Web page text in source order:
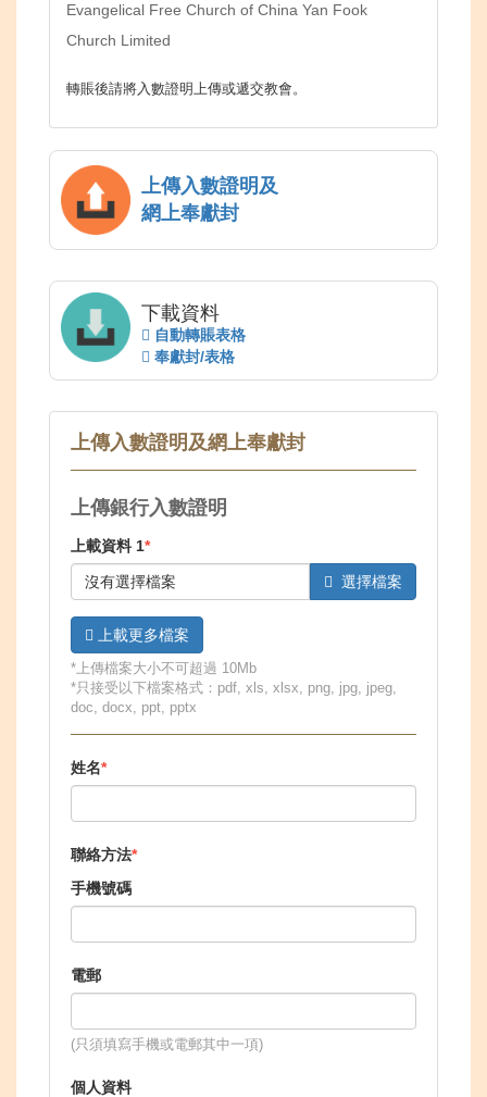
Evangelical Free Church of China Yan Fook
Church Limited
轉賬後請將入數證明上傳或遞交教會。
上傳入數證明及
網上奉獻封
下載資料
自動轉賬表格
奉獻封/表格
上傳入數證明及網上奉獻封
上傳銀行入數證明
上載資料 1
沒有選擇檔案 選擇檔案
上載更多檔案
*上傳檔案大小不可超過 10Mb
*只接受以下檔案格式：pdf, xls, xlsx, png, jpg, jpeg,
doc, docx, ppt, pptx
姓名
聯絡方法
手機號碼
電郵
(只須填寫手機或電郵其中一項)
個人資料